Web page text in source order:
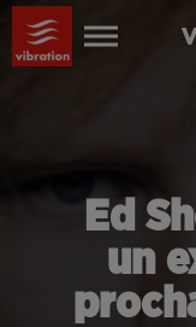
Ed
un